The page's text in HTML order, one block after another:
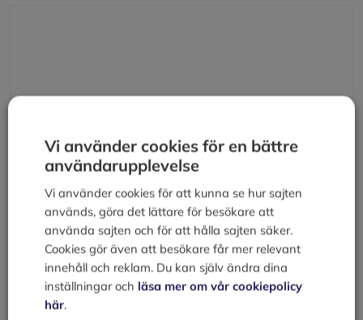
Webbplats
Vi använder cookies för en bättre
användarupplevelse
Vi använder cookies för att kunna se hur sajten
används, göra det lättare för besökare att
använda sajten och för att hålla sajten säker.
Cookies gör även att besökare får mer relevant
innehåll och reklam. Du kan själv ändra dina
inställningar och läsa mer om vår cookiepolicy
här.